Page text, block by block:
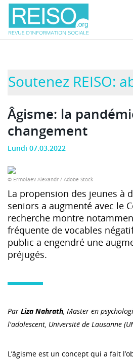
Soutenez REISO:
Âgisme: la
changement
Lundi 07.03.2022
© Ermolaev Alexandr / Adobe Stock
La propension des jeunes à
seniors a augmenté avec le
recherche montre
fréquente de vocables
public a engendré une
préjugés.
Par Liza Nahrath, Master en
l'adolescent, Université de Lausanne
L’âgisme est un concept qui a fait